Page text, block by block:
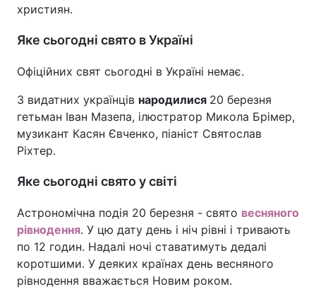
християн.
Яке сьогодні свято в Україні
Офіційних свят сьогодні в Україні немає.
З видатних українців народилися 20 березня
гетьман Іван Мазепа, ілюстратор Микола Брімер,
музикант Касян Євченко, піаніст Святослав
Ріхтер.
Яке сьогодні свято у світі
Астрономічна подія 20 березня - свято весняного
рівнодення. У цю дату день і ніч рівні і тривають
по 12 годин. Надалі ночі ставатимуть дедалі
коротшими. У деяких країнах день весняного
рівнодення вважається Новим роком.